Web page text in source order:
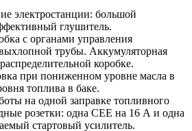
электростанции: большой
глушитель.
с органами управления
трубы. Аккумуляторная
коробке.
при пониженном уровне масла в
топлива в баке.
на одной заправке топливного
розетки: одна CEE на 16 А и одна
стартовый усилитель.